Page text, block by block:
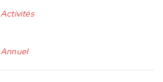
Activités
Annuel